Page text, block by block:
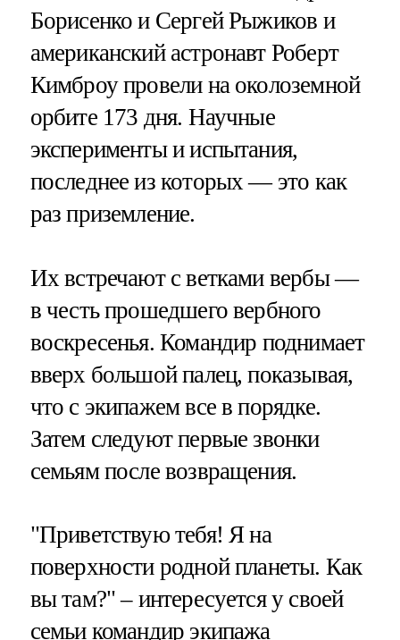
Борисенко и Сергей Рыжиков и
американский астронавт Роберт
Кимброу провели на околоземной
орбите 173 дня. Научные
эксперименты и испытания,
последнее из которых — это как
раз приземление.
Их встречают с ветками вербы —
в честь прошедшего вербного
воскресенья. Командир поднимает
вверх большой палец, показывая,
что с экипажем все в порядке.
Затем следуют первые звонки
семьям после возвращения.
"Приветствую тебя! Я на
поверхности родной планеты. Как
вы там?" – интересуется у своей
семьи командир экипажа